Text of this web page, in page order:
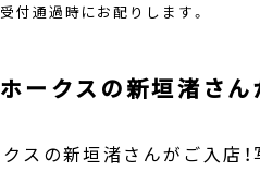
付通過時にお配りします。
ークスの新垣渚さん
スの新垣渚さんがご入店！